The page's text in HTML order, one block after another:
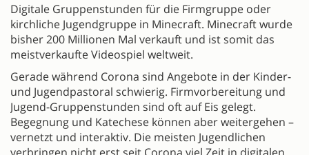
Digitale Gruppenstunden für die Firmgruppe oder
kirchliche Jugendgruppe in Minecraft. Minecraft wurde
bisher 200 Millionen Mal verkauft und ist somit das
meistverkaufte Videospiel weltweit.
Gerade während Corona sind Angebote in der Kinder-
und Jugendpastoral schwierig. Firmvorbereitung und
Jugend-Gruppenstunden sind oft auf Eis gelegt.
Begegnung und Katechese können aber weitergehen –
vernetzt und interaktiv. Die meisten Jugendlichen